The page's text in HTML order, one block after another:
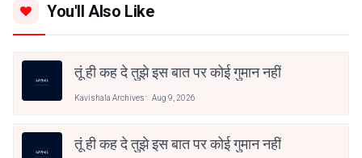
You'll Also Like
तूं ही कह दे तुझे इस बात पर कोई गुमान नहीं
Kavishala Archives Aug 9, 2026
तूं ही कह दे तुझे इस बात पर कोई गुमान नहीं